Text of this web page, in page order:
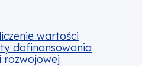
wartości maksymalnej kwoty
wartości
dofinansowania
rozwojowej